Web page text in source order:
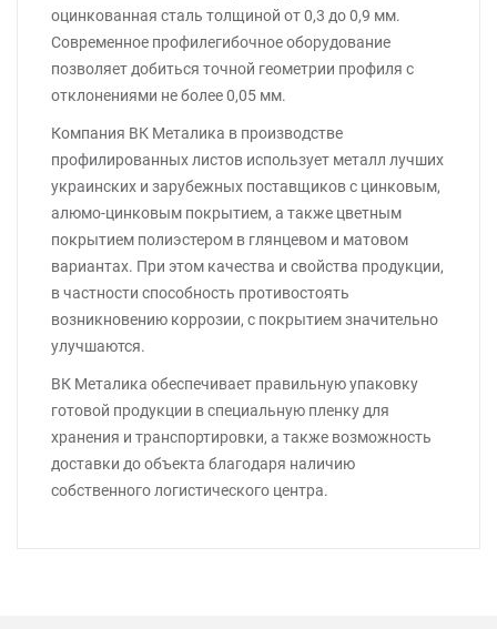
оцинкованная сталь толщиной от 0,3 до 0,9 мм.
Современное профилегибочное оборудование
позволяет добиться точной геометрии профиля с
отклонениями не более 0,05 мм.
Компания ВК Металика в производстве
профилированных листов использует металл лучших
украинских и зарубежных поставщиков с цинковым,
алюмо-цинковым покрытием, а также цветным
покрытием полиэстером в глянцевом и матовом
вариантах. При этом качества и свойства продукции,
в частности способность противостоять
возникновению коррозии, с покрытием значительно
улучшаются.
ВК Металика обеспечивает правильную упаковку
готовой продукции в специальную пленку для
хранения и транспортировки, а также возможность
доставки до объекта благодаря наличию
собственного логистического центра.